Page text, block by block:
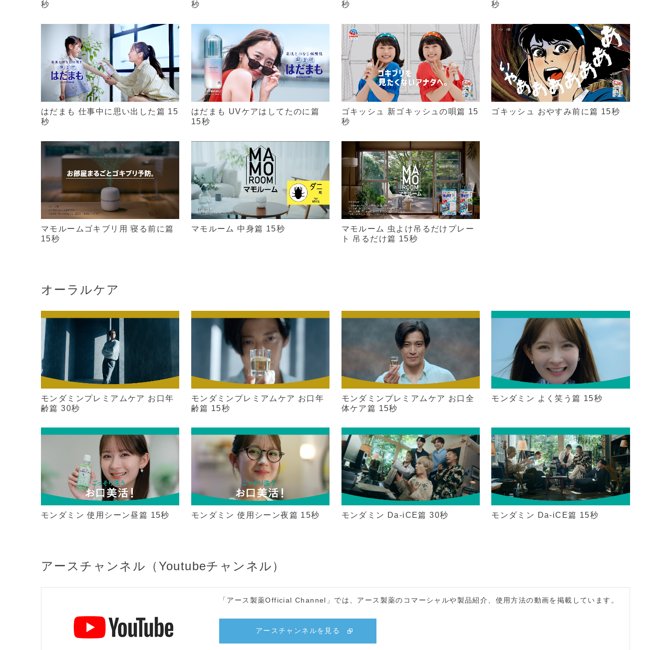
秒
秒
秒
秒
はだまも 仕事中に思い出した篇 15
秒
はだまも UVケアはしてたのに篇
15秒
ゴキッシュ 新ゴキッシュの唄篇 15
秒
ゴキッシュ おやすみ前に篇 15秒
マモルームゴキブリ用 寝る前に篇
15秒
マモルーム 中身篇 15秒
マモルーム 虫よけ吊るだけプレー
ト 吊るだけ篇 15秒
オーラルケア
モンダミンプレミアムケア お口年
齢篇 30秒
モンダミンプレミアムケア お口年
齢篇 15秒
モンダミンプレミアムケア お口全
体ケア篇 15秒
モンダミン よく笑う篇 15秒
モンダミン 使用シーン昼篇 15秒 モンダミン 使用シーン夜篇 15秒 モンダミン Da-iCE篇 30秒 モンダミン Da-iCE篇 15秒
アースチャンネル（Youtubeチャンネル）
「アース製薬Official Channel」では、アース製薬のコマーシャルや製品紹介、使用方法の動画を掲載しています。
アースチャンネルを見る